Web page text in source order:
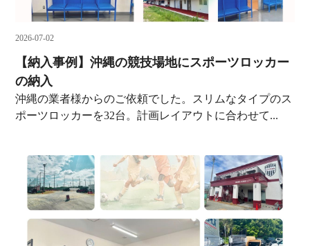
2026-07-02
【納入事例】沖縄の競技場地にスポーツロッカー
の納入
沖縄の業者様からのご依頼でした。スリムなタイプのス
ポーツロッカーを32台。計画レイアウトに合わせて...